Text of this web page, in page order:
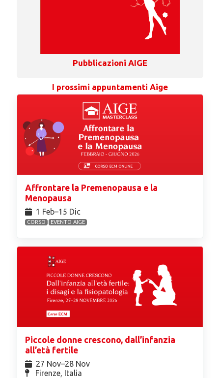
Pubblicazioni AIGE
I prossimi appuntamenti Aige
Affrontare la Premenopausa e la
Menopausa
1 Feb⁠–15 Dic
CORSO EVENTO AIGE
Piccole donne crescono, dall’infanzia
all’età fertile
27 Nov⁠–28 Nov
Firenze, Italia